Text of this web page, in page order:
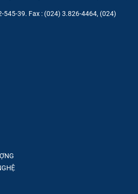
545-39. Fax : (024) 3.826-4464, (024)